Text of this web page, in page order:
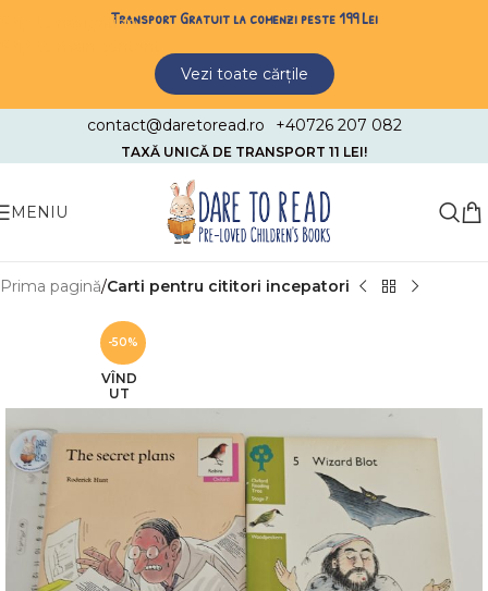
Skip to navigationTransport Gratuit la comenzi peste 199 Lei
Vezi toate cărțile
contact@daretoread.ro +40726 207 082
TAXĂ UNICĂ DE TRANSPORT 11 LEI!
MENIU
Prima pagină Carti pentru cititori incepatori
-50%
VÎND
UT